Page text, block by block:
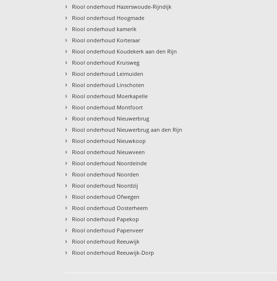
› Riool onderhoud Hazerswoude-Rijndijk
› Riool onderhoud Hoogmade
› Riool onderhoud kamerik
› Riool onderhoud Korteraar
› Riool onderhoud Koudekerk aan den Rijn
› Riool onderhoud Kruisweg
› Riool onderhoud Leimuiden
› Riool onderhoud Linschoten
› Riool onderhoud Moerkapelle
› Riool onderhoud Montfoort
› Riool onderhoud Nieuwerbrug
› Riool onderhoud Nieuwerbrug aan den Rijn
› Riool onderhoud Nieuwkoop
› Riool onderhoud Nieuwveen
› Riool onderhoud Noordeinde
› Riool onderhoud Noorden
› Riool onderhoud Noordzij
› Riool onderhoud Ofwegen
› Riool onderhoud Oosterheem
› Riool onderhoud Papekop
› Riool onderhoud Papenveer
› Riool onderhoud Reeuwijk
› Riool onderhoud Reeuwijk-Dorp